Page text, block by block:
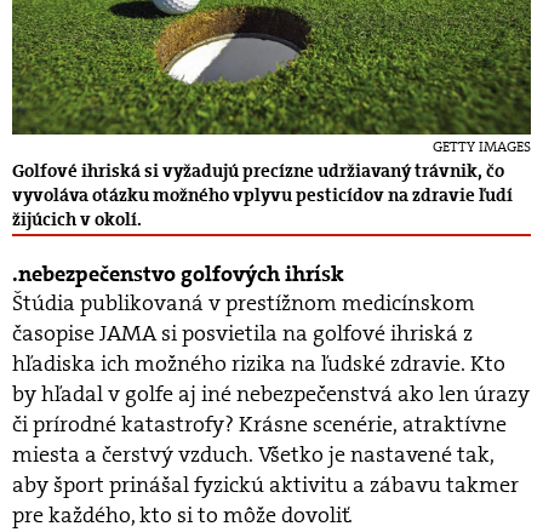
GETTY IMAGES
Golfové ihriská si vyžadujú precízne udržiavaný trávnik, čo
vyvoláva otázku možného vplyvu pesticídov na zdravie ľudí
žijúcich v okolí.
nebezpečenstvo golfových ihrísk
Štúdia publikovaná v prestížnom medicínskom
časopise JAMA si posvietila na golfové ihriská z
hľadiska ich možného rizika na ľudské zdravie. Kto
by hľadal v golfe aj iné nebezpečenstvá ako len úrazy
či prírodné katastrofy? Krásne scenérie, atraktívne
miesta a čerstvý vzduch. Všetko je nastavené tak,
aby šport prinášal fyzickú aktivitu a zábavu takmer
pre každého, kto si to môže dovoliť.